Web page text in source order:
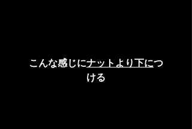
こんな感じにナットより下につ
ける